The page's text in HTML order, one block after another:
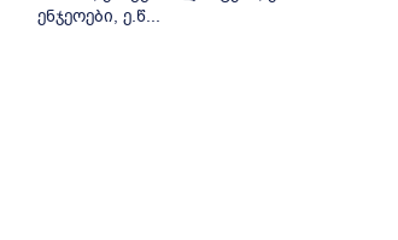
ენჯეოები, ე.წ...